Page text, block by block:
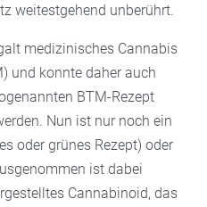
weitestgehend unberührt.
medizinisches Cannabis
und konnte daher auch
BTM-Rezept
Nun ist nur noch ein
oder grünes Rezept) oder
ist dabei
Cannabinoid, das